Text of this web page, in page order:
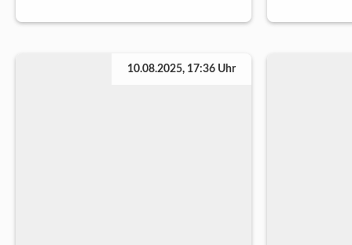
10.08.2025, 17:36 Uhr